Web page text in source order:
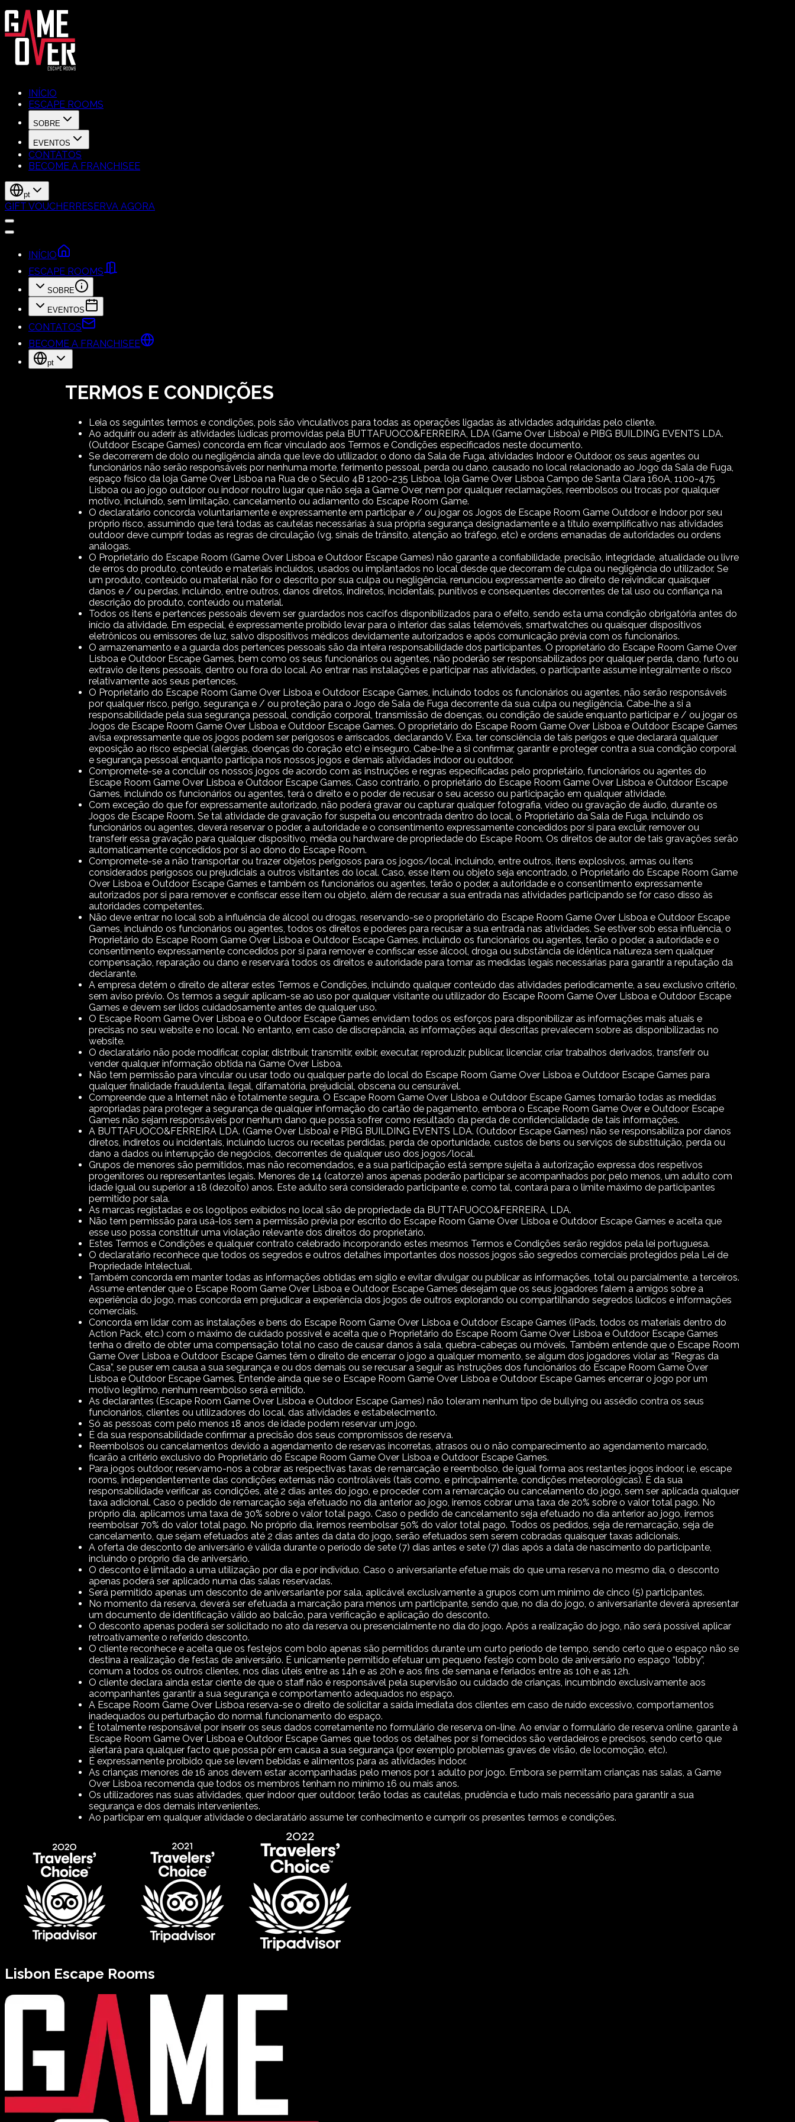
INÍCIO
ESCAPE ROOMS
SOBRE
EVENTOS
CONTATOS
BECOME A FRANCHISEE
pt
GIFT VOUCHERRESERVA AGORA
INÍCIO
ESCAPE ROOMS
SOBRE
EVENTOS
CONTATOS
BECOME A FRANCHISEE
pt
TERMOS E CONDIÇÕES
Leia os seguintes termos e condições, pois são vinculativos para todas as operações ligadas às atividades adquiridas pelo cliente.
Ao adquirir ou aderir às atividades lúdicas promovidas pela BUTTAFUOCO&FERREIRA, LDA (Game Over Lisboa) e PIBG BUILDING EVENTS LDA.
(Outdoor Escape Games) concorda em ficar vinculado aos Termos e Condições especificados neste documento.
Se decorrerem de dolo ou negligência ainda que leve do utilizador, o dono da Sala de Fuga, atividades Indoor e Outdoor, os seus agentes ou
funcionários não serão responsáveis ​​por nenhuma morte, ferimento pessoal, perda ou dano, causado no local relacionado ao Jogo da Sala de Fuga,
espaço físico da loja Game Over Lisboa na Rua de o Século 4B 1200-235 Lisboa, loja Game Over Lisboa Campo de Santa Clara 160A, 1100-475
Lisboa ou ao jogo outdoor ou indoor noutro lugar que não seja a Game Over, nem por qualquer reclamações, reembolsos ou trocas por qualquer
motivo, incluindo, sem limitação, cancelamento ou adiamento do Escape Room Game.
O declaratário concorda voluntariamente e expressamente em participar e / ou jogar os Jogos de Escape Room Game Outdoor e Indoor por seu
próprio risco, assumindo que terá todas as cautelas necessárias à sua própria segurança designadamente e a título exemplificativo nas atividades
outdoor deve cumprir todas as regras de circulação (vg. sinais de trânsito, atenção ao tráfego, etc) e ordens emanadas de autoridades ou ordens
análogas.
O Proprietário do Escape Room (Game Over Lisboa e Outdoor Escape Games) não garante a confiabilidade, precisão, integridade, atualidade ou livre
de erros do produto, conteúdo e materiais incluídos, usados ​​ou implantados no local desde que decorram de culpa ou negligência do utilizador. Se
um produto, conteúdo ou material não for o descrito por sua culpa ou negligência, renunciou expressamente ao direito de reivindicar quaisquer
danos e / ou perdas, incluindo, entre outros, danos diretos, indiretos, incidentais, punitivos e consequentes decorrentes de tal uso ou confiança na
descrição do produto, conteúdo ou material.
Todos os itens e pertences pessoais devem ser guardados nos cacifos disponibilizados para o efeito, sendo esta uma condição obrigatória antes do
início da atividade. Em especial, é expressamente proibido levar para o interior das salas telemóveis, smartwatches ou quaisquer dispositivos
eletrônicos ou emissores de luz, salvo dispositivos médicos devidamente autorizados e após comunicação prévia com os funcionários.
O armazenamento e a guarda dos pertences pessoais são da inteira responsabilidade dos participantes. O proprietário do Escape Room Game Over
Lisboa e Outdoor Escape Games, bem como os seus funcionários ou agentes, não poderão ser responsabilizados por qualquer perda, dano, furto ou
extravio de itens pessoais, dentro ou fora do local. Ao entrar nas instalações e participar nas atividades, o participante assume integralmente o risco
relativamente aos seus pertences.
O Proprietário do Escape Room Game Over Lisboa e Outdoor Escape Games, incluindo todos os funcionários ou agentes, não serão responsáveis
por qualquer risco, perigo, segurança e / ou proteção para o Jogo de Sala de Fuga decorrente da sua culpa ou negligência. Cabe-lhe a si a
responsabilidade pela sua segurança pessoal, condição corporal, transmissão de doenças, ou condição de saúde enquanto participar e / ou jogar os
Jogos de Escape Room Game Over Lisboa e Outdoor Escape Games. O proprietário do Escape Room Game Over Lisboa e Outdoor Escape Games
avisa expressamente que os jogos podem ser perigosos e arriscados, declarando V. Exa. ter consciência de tais perigos e que declarará qualquer
exposição ao risco especial (alergias, doenças do coração etc) e inseguro. Cabe-lhe a si confirmar, garantir e proteger contra a sua condição corporal
e segurança pessoal enquanto participa nos nossos jogos e demais atividades indoor ou outdoor.
Compromete-se a concluir os nossos jogos de acordo com as instruções e regras especificadas pelo proprietário, funcionários ou agentes do
Escape Room Game Over Lisboa e Outdoor Escape Games. Caso contrário, o proprietário do Escape Room Game Over Lisboa e Outdoor Escape
Games, incluindo os funcionários ou agentes, terá o direito e o poder de recusar o seu acesso ou participação em qualquer atividade.
Com exceção do que for expressamente autorizado, não poderá gravar ou capturar qualquer fotografia, vídeo ou gravação de áudio, durante os
Jogos de Escape Room. Se tal atividade de gravação for suspeita ou encontrada dentro do local, o Proprietário da Sala de Fuga, incluindo os
funcionários ou agentes, deverá reservar o poder, a autoridade e o consentimento expressamente concedidos por si para excluir, remover ou
transferir essa gravação para qualquer dispositivo, média ou hardware de propriedade do Escape Room. Os direitos de autor de tais gravações serão
automaticamente concedidos por si ao dono do Escape Room.
Compromete-se a não transportar ou trazer objetos perigosos para os jogos/local, incluindo, entre outros, itens explosivos, armas ou itens
considerados perigosos ou prejudiciais a outros visitantes do local. Caso, esse item ou objeto seja encontrado, o Proprietário do Escape Room Game
Over Lisboa e Outdoor Escape Games e também os funcionários ou agentes, terão o poder, a autoridade e o consentimento expressamente
autorizados por si para remover e confiscar esse item ou objeto, além de recusar a sua entrada nas atividades participando se for caso disso às
autoridades competentes.
Não deve entrar no local sob a influência de álcool ou drogas, reservando-se o proprietário do Escape Room Game Over Lisboa e Outdoor Escape
Games, incluindo os funcionários ou agentes, todos os direitos e poderes para recusar a sua entrada nas atividades. Se estiver sob essa influência, o
Proprietário do Escape Room Game Over Lisboa e Outdoor Escape Games, incluindo os funcionários ou agentes, terão o poder, a autoridade e o
consentimento expressamente concedidos por si para remover e confiscar esse álcool, droga ou substância de idêntica natureza sem qualquer
compensação, reparação ou dano e reservará todos os direitos e autoridade para tomar as medidas legais necessárias para garantir a reputação da
declarante.
A empresa detém o direito de alterar estes Termos e Condições, incluindo qualquer conteúdo das atividades periodicamente, a seu exclusivo critério,
sem aviso prévio. Os termos a seguir aplicam-se ao uso por qualquer visitante ou utilizador do Escape Room Game Over Lisboa e Outdoor Escape
Games e devem ser lidos cuidadosamente antes de qualquer uso.
O Escape Room Game Over Lisboa e o Outdoor Escape Games envidam todos os esforços para disponibilizar as informações mais atuais e
precisas no seu website e no local. No entanto, em caso de discrepância, as informações aqui descritas prevalecem sobre as disponibilizadas no
website.
O declaratário não pode modificar, copiar, distribuir, transmitir, exibir, executar, reproduzir, publicar, licenciar, criar trabalhos derivados, transferir ou
vender qualquer informação obtida na Game Over Lisboa.
Não tem permissão para vincular ou usar todo ou qualquer parte do local do Escape Room Game Over Lisboa e Outdoor Escape Games para
qualquer finalidade fraudulenta, ilegal, difamatória, prejudicial, obscena ou censurável.
Compreende que a Internet não é totalmente segura. O Escape Room Game Over Lisboa e Outdoor Escape Games tomarão todas as medidas
apropriadas para proteger a segurança de qualquer informação do cartão de pagamento, embora o Escape Room Game Over e Outdoor Escape
Games não sejam responsáveis por nenhum dano que possa sofrer como resultado da perda de confidencialidade de tais informações.
A BUTTAFUOCO&FERREIRA LDA. (Game Over Lisboa) e PIBG BUILDING EVENTS LDA. (Outdoor Escape Games) não se responsabiliza por danos
diretos, indiretos ou incidentais, incluindo lucros ou receitas perdidas, perda de oportunidade, custos de bens ou serviços de substituição, perda ou
dano a dados ou interrupção de negócios, decorrentes de qualquer uso dos jogos/local.
Grupos de menores são permitidos, mas não recomendados, e a sua participação está sempre sujeita à autorização expressa dos respetivos
progenitores ou representantes legais. Menores de 14 (catorze) anos apenas poderão participar se acompanhados por, pelo menos, um adulto com
idade igual ou superior a 18 (dezoito) anos. Este adulto será considerado participante e, como tal, contará para o limite máximo de participantes
permitido por sala.
As marcas registadas e os logotipos exibidos no local são de propriedade da BUTTAFUOCO&FERREIRA, LDA.
Não tem permissão para usá-los sem a permissão prévia por escrito do Escape Room Game Over Lisboa e Outdoor Escape Games e aceita que
esse uso possa constituir uma violação relevante dos direitos do proprietário.
Estes Termos e Condições e qualquer contrato celebrado incorporando estes mesmos Termos e Condições serão regidos pela lei portuguesa.
O declaratário reconhece que todos os segredos e outros detalhes importantes dos nossos jogos são segredos comerciais protegidos pela Lei de
Propriedade Intelectual.
Também concorda em manter todas as informações obtidas em sigilo e evitar divulgar ou publicar as informações, total ou parcialmente, a terceiros.
Assume entender que o Escape Room Game Over Lisboa e Outdoor Escape Games desejam que os seus jogadores falem a amigos sobre a
experiência do jogo, mas concorda em prejudicar a experiência dos jogos de outros explorando ou compartilhando segredos lúdicos e informações
comerciais.
Concorda em lidar com as instalações e bens do Escape Room Game Over Lisboa e Outdoor Escape Games (iPads, todos os materiais dentro do
Action Pack, etc.) com o máximo de cuidado possível e aceita que o Proprietário do Escape Room Game Over Lisboa e Outdoor Escape Games
tenha o direito de obter uma compensação total no caso de causar danos à sala, quebra-cabeças ou móveis. Também entende que o Escape Room
Game Over Lisboa e Outdoor Escape Games têm o direito de encerrar o jogo a qualquer momento, se algum dos jogadores violar as “Regras da
Casa”, se puser em causa a sua segurança e ou dos demais ou se recusar a seguir as instruções dos funcionários do Escape Room Game Over
Lisboa e Outdoor Escape Games. Entende ainda que se o Escape Room Game Over Lisboa e Outdoor Escape Games encerrar o jogo por um
motivo legítimo, nenhum reembolso será emitido.
As declarantes (Escape Room Game Over Lisboa e Outdoor Escape Games) não toleram nenhum tipo de bullying ou assédio contra os seus
funcionários, clientes ou utilizadores do local, das atividades e estabelecimento.
Só as pessoas com pelo menos 18 anos de idade podem reservar um jogo.
É da sua responsabilidade confirmar a precisão dos seus compromissos de reserva.
Reembolsos ou cancelamentos devido a agendamento de reservas incorretas, atrasos ou o não comparecimento ao agendamento marcado,
ficarão a critério exclusivo do Proprietário do Escape Room Game Over Lisboa e Outdoor Escape Games.
Para jogos outdoor, reservamo-nos a cobrar as respectivas taxas de remarcação e reembolso, de igual forma aos restantes jogos indoor, i.e, escape
rooms, independentemente das condições externas não controláveis (tais como, e principalmente, condições meteorológicas). É da sua
responsabilidade verificar as condições, até 2 dias antes do jogo, e proceder com a remarcação ou cancelamento do jogo, sem ser aplicada qualquer
taxa adicional. Caso o pedido de remarcação seja efetuado no dia anterior ao jogo, iremos cobrar uma taxa de 20% sobre o valor total pago. No
próprio dia, aplicamos uma taxa de 30% sobre o valor total pago. Caso o pedido de cancelamento seja efetuado no dia anterior ao jogo, iremos
reembolsar 70% do valor total pago. No próprio dia, iremos reembolsar 50% do valor total pago. Todos os pedidos, seja de remarcação, seja de
cancelamento, que sejam efetuados até 2 dias antes da data do jogo, serão efetuados sem serem cobradas quaisquer taxas adicionais.
A oferta de desconto de aniversário é válida durante o período de sete (7) dias antes e sete (7) dias após a data de nascimento do participante,
incluindo o próprio dia de aniversário.
O desconto é limitado a uma utilização por dia e por indivíduo. Caso o aniversariante efetue mais do que uma reserva no mesmo dia, o desconto
apenas poderá ser aplicado numa das salas reservadas.
Será permitido apenas um desconto de aniversariante por sala, aplicável exclusivamente a grupos com um mínimo de cinco (5) participantes.
No momento da reserva, deverá ser efetuada a marcação para menos um participante, sendo que, no dia do jogo, o aniversariante deverá apresentar
um documento de identificação válido ao balcão, para verificação e aplicação do desconto.
O desconto apenas poderá ser solicitado no ato da reserva ou presencialmente no dia do jogo. Após a realização do jogo, não será possível aplicar
retroativamente o referido desconto.
O cliente reconhece e aceita que os festejos com bolo apenas são permitidos durante um curto período de tempo, sendo certo que o espaço não se
destina à realização de festas de aniversário. É unicamente permitido efetuar um pequeno festejo com bolo de aniversário no espaço “lobby”,
comum a todos os outros clientes, nos dias úteis entre as 14h e as 20h e aos fins de semana e feriados entre as 10h e as 12h.
O cliente declara ainda estar ciente de que o staff não é responsável pela supervisão ou cuidado de crianças, incumbindo exclusivamente aos
acompanhantes garantir a sua segurança e comportamento adequados no espaço.
A Escape Room Game Over Lisboa reserva-se o direito de solicitar a saída imediata dos clientes em caso de ruído excessivo, comportamentos
inadequados ou perturbação do normal funcionamento do espaço.
É totalmente responsável por inserir os seus dados corretamente no formulário de reserva on-line. Ao enviar o formulário de reserva online, garante à
Escape Room Game Over Lisboa e Outdoor Escape Games que todos os detalhes por si fornecidos são verdadeiros e precisos, sendo certo que
alertará para qualquer facto que possa pôr em causa a sua segurança (por exemplo problemas graves de visão, de locomoção, etc).
É expressamente proibido que se levem bebidas e alimentos para as atividades indoor.
As crianças menores de 16 anos devem estar acompanhadas pelo menos por 1 adulto por jogo. Embora se permitam crianças nas salas, a Game
Over Lisboa recomenda que todos os membros tenham no mínimo 16 ou mais anos.
Os utilizadores nas suas atividades, quer indoor quer outdoor, terão todas as cautelas, prudência e tudo mais necessário para garantir a sua
segurança e dos demais intervenientes.
Ao participar em qualquer atividade o declaratário assume ter conhecimento e cumprir os presentes termos e condições.
Lisbon Escape Rooms